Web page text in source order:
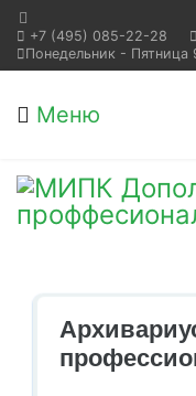
+7 (495) 085-22-28
Понедельник - Пятница
Меню